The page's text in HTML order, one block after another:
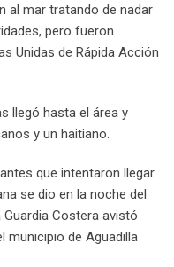
al mar tratando de nadar
pero fueron
Unidas de Rápida Acción
llegó hasta el área y
y un haitiano.
que intentaron llegar
se dio en la noche del
Costera avistó
municipio de Aguadilla